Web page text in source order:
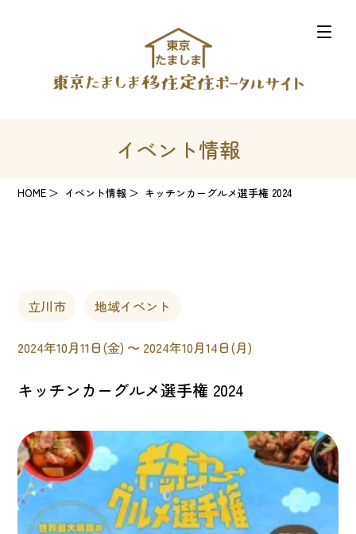
イベント情報
HOME イベント情報 キッチンカーグルメ選手権 2024
立川市 地域イベント
2024年10月11日(金) 〜 2024年10月14日(月)
キッチンカーグルメ選手権 2024